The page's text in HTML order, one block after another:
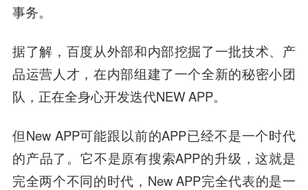
事务。
据了解，百度从外部和内部挖掘了一批技术、产
品运营人才，在内部组建了一个全新的秘密小团
队，正在全身心开发迭代NEW APP。
但New APP可能跟以前的APP已经不是一个时代
的产品了。它不是原有搜索APP的升级，这就是
完全两个不同的时代，New APP完全代表的是一